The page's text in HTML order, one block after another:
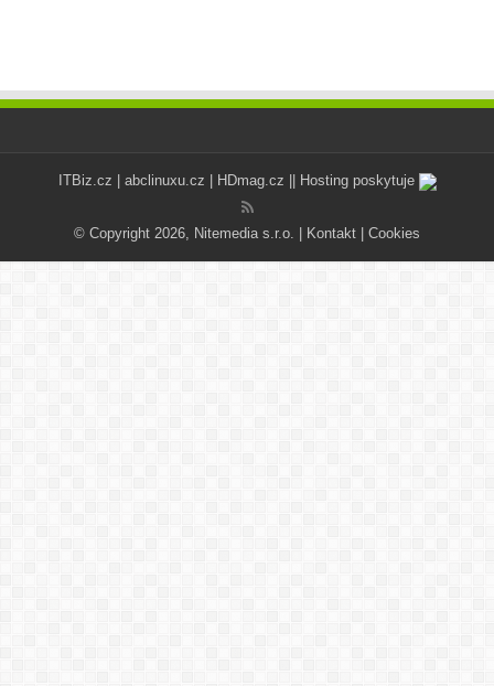
ITBiz.cz abclinuxu.cz HDmag.cz || Hosting poskytuje
© Copyright 2026, Nitemedia s.r.o. | Kontakt Cookies